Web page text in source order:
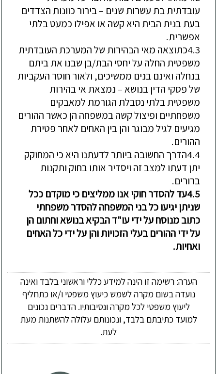
עובדתית בת עשרות שנים –בירור כוונות הצדדים
בעת בנית הבית היא קשה או אפילו כמעט בלתי
אפשרית.
4.3כתוצאה מאי הבהירות של המערכת העובדתית
משפטית החלה על יחסי הבת/בן שבנו את ביתם
בנחלה ואינם בנים ממשיכים, ולאור חוסר העקביות
של פסקי הדין בנושא – נמצאת אי בהירות
משפטית בלתי נסבלת הגורמת למאבקים
משפחתיים ופיצול קשה במשפחה הן כאשר ההורים
מגיעים לגיל מבוגר והן בין האחים לאחר פטירת
ההורים.
4.4הדרך החשובה ביותר לדעתנו היא כי המחוקק
יתן דעתו למצב זה ויסדיר אותו בחוק ותקנות
ברורים.
4.5עד להסדר חוקי אנו ממליצים כי מוקדם ככל
שניתן יגיעו כל בני המשפחה להסדר משפחתי
כתוב מנוסח על ידי עו"ד הבקיא בנושא וחתום הן
על ידי ההורים בעלי הזכויות והן על ידי כל האחים
ואחיות.
הערה: רשימה זו הינה למידע כללי וראשוני בלבד ואינה
נועדה בשום מקרה לשמש כיעוץ משפטי ו/או כתחליף
ליעוץ משפטי לכל מקרה ונסיבותיו. הדברים נכונים
למועד כתיבתם בלבד, ונכונותם עלולה להשתנות מעת
לעת.